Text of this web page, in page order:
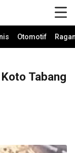
Otomotif
Tabang